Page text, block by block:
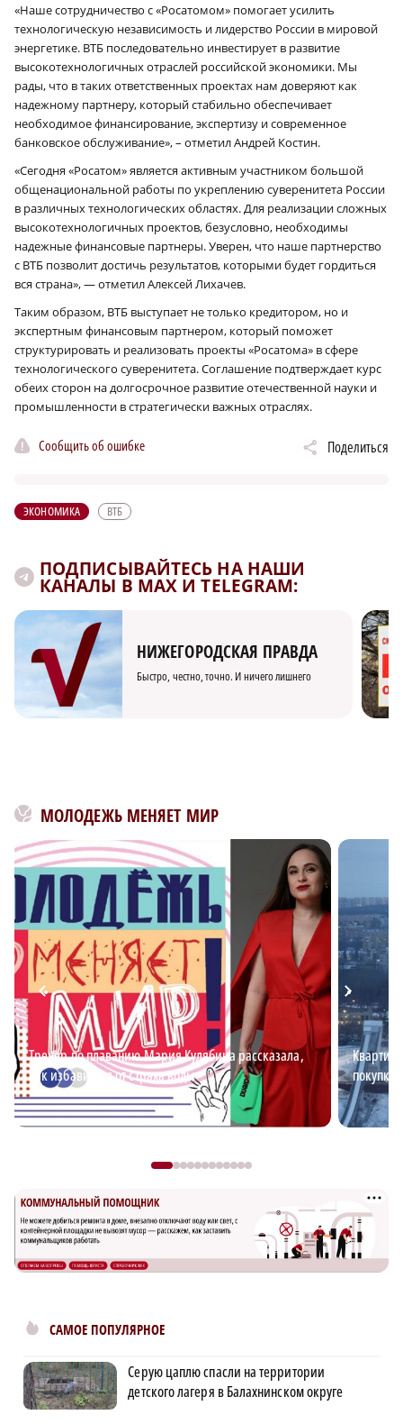
«Наше сотрудничество с «Росатомом» помогает усилить
технологическую независимость и лидерство России в мировой
энергетике. ВТБ последовательно инвестирует в развитие
высокотехнологичных отраслей российской экономики. Мы
рады, что в таких ответственных проектах нам доверяют как
надежному партнеру, который стабильно обеспечивает
необходимое финансирование, экспертизу и современное
банковское обслуживание», – отметил Андрей Костин.
«Сегодня «Росатом» является активным участником большой
общенациональной работы по укреплению суверенитета России
в различных технологических областях. Для реализации сложных
высокотехнологичных проектов, безусловно, необходимы
надежные финансовые партнеры. Уверен, что наше партнерство
с ВТБ позволит достичь результатов, которыми будет гордиться
вся страна», — отметил Алексей Лихачев.
Таким образом, ВТБ выступает не только кредитором, но и
экспертным финансовым партнером, который поможет
структурировать и реализовать проекты «Росатома» в сфере
технологического суверенитета. Соглашение подтверждает курс
обеих сторон на долгосрочное развитие отечественной науки и
промышленности в стратегически важных отраслях.
Сообщить об ошибке Поделиться
ЭКОНОМИКА ВТБ
ПОДПИСЫВАЙТЕСЬ НА НАШИ
КАНАЛЫ В MAX И TELEGRAM:
НИЖЕГОРОДСКАЯ ПРАВДА
Быстро, честно, точно. И ничего лишнего
МОЛОДЕЖЬ МЕНЯЕТ МИР
Тренер по плаванию Мария Кулябина рассказала,
как избавиться от страха воды
САМОЕ ПОПУЛЯРНОЕ
Серую цаплю спасли на территории
детского лагеря в Балахнинском округе